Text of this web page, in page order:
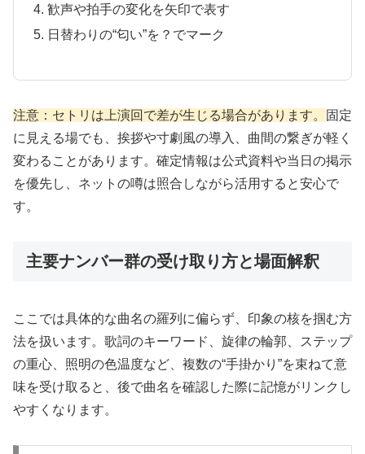
歓声や拍手の変化を矢印で表す
日替わりの“匂い”を？でマーク
注意：セトリは上演回で差が生じる場合があります。
固定
に見える場でも、挨拶や寸劇風の導入、曲間の繋ぎが軽く
変わることがあります。確定情報は公式資料や当日の掲示
を優先し、ネットの噂は照合しながら活用すると安心で
す。
主要ナンバー群の受け取り方と場面解釈
ここでは具体的な曲名の羅列に偏らず、印象の核を掴む方
法を扱います。歌詞のキーワード、旋律の輪郭、ステップ
の重心、照明の色温度など、複数の“手掛かり”を束ねて意
味を受け取ると、後で曲名を確認した際に記憶がリンクし
やすくなります。